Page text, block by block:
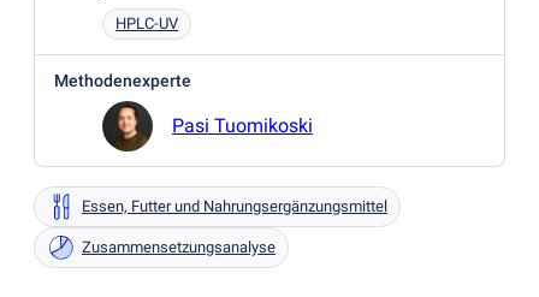
HPLC-UV
Methodenexperte
Pasi Tuomikoski
Essen, Futter und Nahrungsergänzungsmittel
Zusammensetzungsanalyse